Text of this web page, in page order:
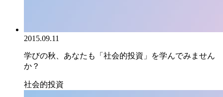
2015.09.11
学びの秋、あなたも「社会的投資」を学んでみません
か？
社会的投資